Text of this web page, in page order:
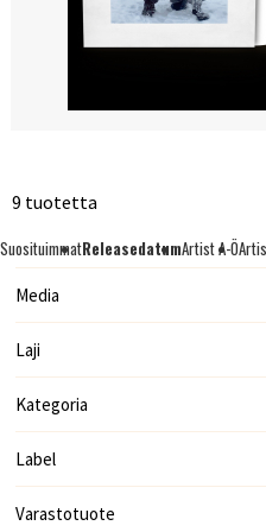
9 tuotetta
SuosituimmatReleasedatumArtist A-Ö
Media
Laji
Kategoria
Label
Varastotuote